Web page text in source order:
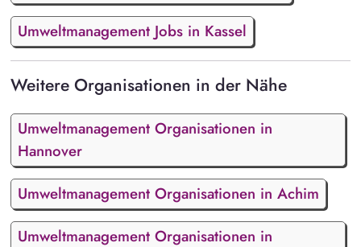
Umweltmanagement Jobs in Kassel
Weitere Organisationen in der Nähe
Umweltmanagement Organisationen in
Hannover
Umweltmanagement Organisationen in Achim
Umweltmanagement Organisationen in